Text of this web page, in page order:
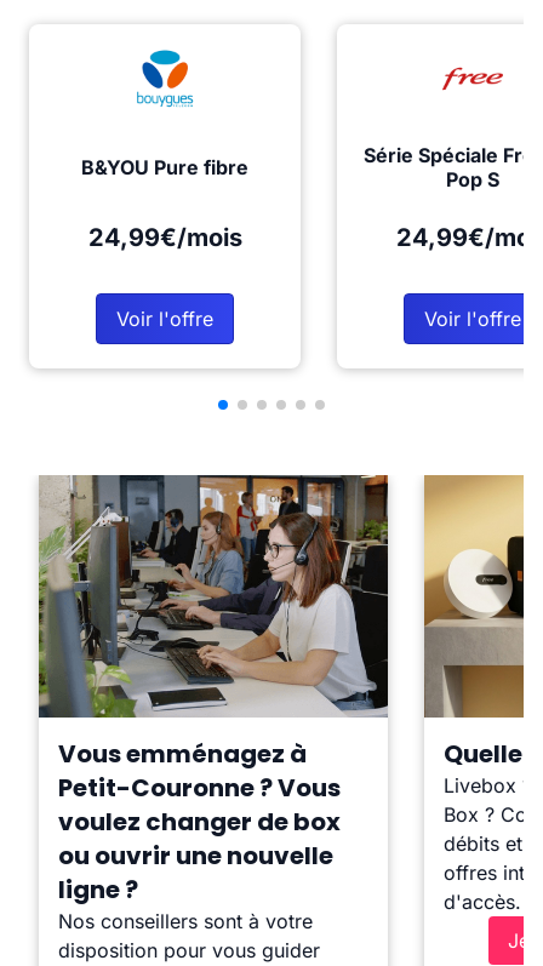
B&YOU Pure fibre
24,99€/mois
Voir l'offre
Série Spéciale
Pop S
24,99€/
Voir l'offre
Vous emménagez à
Petit-Couronne ? Vous
voulez changer de box
ou ouvrir une nouvelle
ligne ?
Nos conseillers sont à votre
disposition pour vous guider
Quelle
Livebox ?
Box ?
débits et
offres
d'accès.
Je